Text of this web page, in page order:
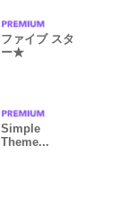
ファイブ スタ
ー★
Simple
Theme...